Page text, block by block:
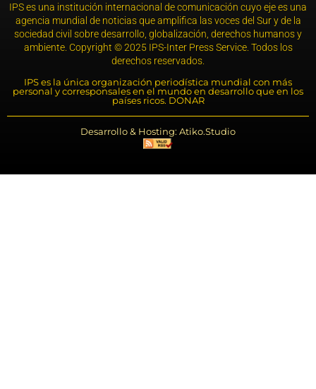
IPS es una institución internacional de comunicación cuyo eje es una
agencia mundial de noticias que amplifica las voces del Sur y de la
sociedad civil sobre desarrollo, globalización, derechos humanos y
ambiente. Copyright © 2025 IPS-Inter Press Service. Todos los
derechos reservados.
IPS es la única organización periodística mundial con más
personal y corresponsales en el mundo en desarrollo que en los
países ricos. DONAR
Desarrollo & Hosting: Atiko.Studio